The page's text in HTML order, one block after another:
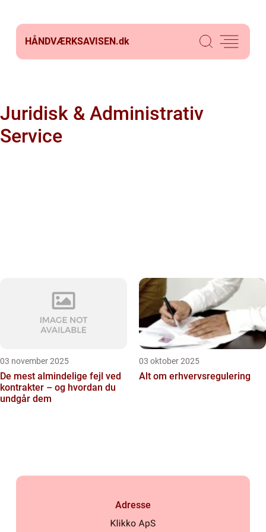
HÅNDVÆRKSAVISEN.dk
Juridisk & Administrativ
Service
03 november 2025
De mest almindelige fejl ved
kontrakter – og hvordan du
undgår dem
03 oktober 2025
Alt om erhvervsregulering
Adresse